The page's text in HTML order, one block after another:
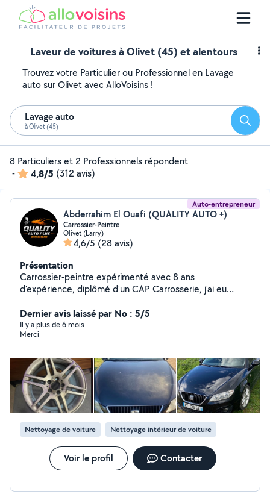
Laveur de voitures à Olivet (45) et alentours
Trouvez votre Particulier ou Professionnel en Lavage
auto sur Olivet avec AlloVoisins !
Lavage auto
à Olivet (45)
8 Particuliers et 2 Professionnels répondent
-
4,8/5 (312 avis)
Auto-entrepreneur
Abderrahim El Ouafi (QUALITY AUTO +)
Carrossier-Peintre
Olivet (Larry)
4,6/5 (28 avis)
Présentation
Carrossier-peintre expérimenté avec 8 ans
d'expérience, diplômé d'un CAP Carrosserie, j'ai eu
d'entreprises reconnues comme Renault ainsi que dans
le domaine de la carrosserie haut de gamme. Fort de
ces expériences, je me suis lancé dans l'entrepreneuriat,
Je mets à disposition mon expertise pour des
interventions de haute qualité, avec un souci du détail
et un engagement pour la satisfaction client. Mes
services sont proposés à des tarifs compétitifs, tout en
garantissant une finition impeccable. 615581367
Dernier avis laissé par No : 5/5
Il y a plus de 6 mois
Merci
Nettoyage de voiture Nettoyage intérieur de voiture
Voir le profil Contacter